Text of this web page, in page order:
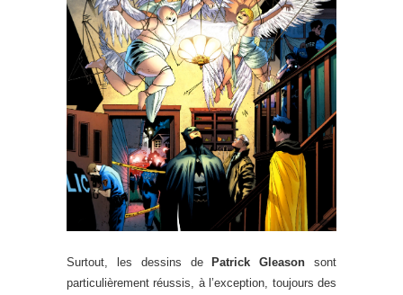
Surtout, les dessins de Patrick Gleason sont
particulièrement réussis, à l’exception, toujours des